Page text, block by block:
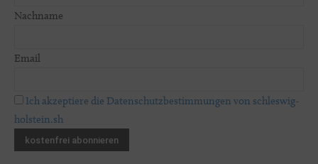
Nachname
Email
Ich akzeptiere die Datenschutzbestimmungen von schleswig-
holstein.sh